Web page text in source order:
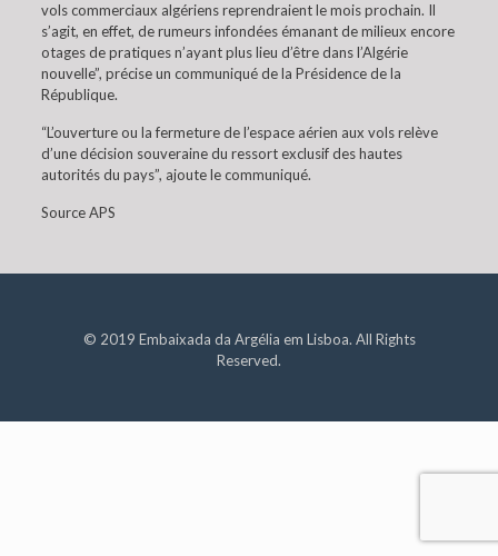
vols commerciaux algériens reprendraient le mois prochain. Il
s’agit, en effet, de rumeurs infondées émanant de milieux encore
otages de pratiques n’ayant plus lieu d’être dans l’Algérie
nouvelle”, précise un communiqué de la Présidence de la
République.
“L’ouverture ou la fermeture de l’espace aérien aux vols relève
d’une décision souveraine du ressort exclusif des hautes
autorités du pays”, ajoute le communiqué.
Source APS
© 2019 Embaixada da Argélia em Lisboa. All Rights
Reserved.